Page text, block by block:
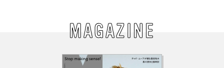
MAGAZINE